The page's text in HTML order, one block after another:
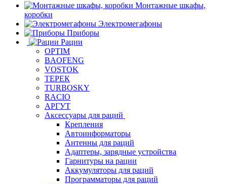
Монтажные шкафы,
коробки
Электромегафоны
Приборы
Рации
OPTIM
BAOFENG
VOSTOK
ТЕРЕК
TURBOSKY
RACIO
АРГУТ
Аксессуары для раций
Крепления
Автоинформаторы
Антенны для раций
Адаптеры, зарядные устройства
Гарнитуры на рации
Аккумуляторы для раций
Программаторы для раций